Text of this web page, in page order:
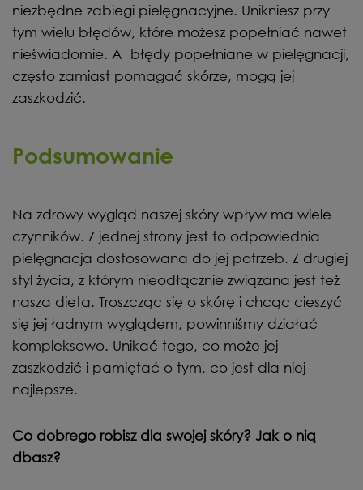
niezbędne zabiegi pielęgnacyjne. Unikniesz przy
tym wielu błędów, które możesz popełniać nawet
nieświadomie. A błędy popełniane w pielęgnacji,
często zamiast pomagać skórze, mogą jej
zaszkodzić.
Podsumowanie
Na zdrowy wygląd naszej skóry wpływ ma wiele
czynników. Z jednej strony jest to odpowiednia
pielęgnacja dostosowana do jej potrzeb. Z drugiej
styl życia, z którym nieodłącznie związana jest też
nasza dieta. Troszcząc się o skórę i chcąc cieszyć
się jej ładnym wyglądem, powinniśmy działać
kompleksowo. Unikać tego, co może jej
zaszkodzić i pamiętać o tym, co jest dla niej
najlepsze.
Co dobrego robisz dla swojej skóry? Jak o nią
dbasz?